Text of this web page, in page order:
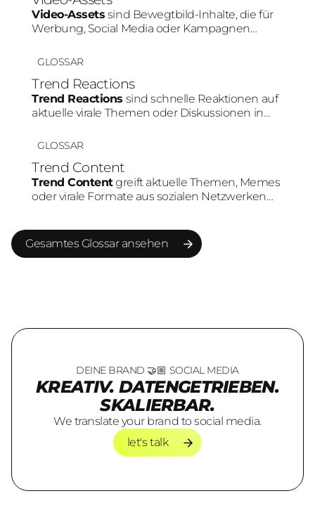
Video-Assets sind Bewegtbild-Inhalte, die für
Werbung, Social Media oder Kampagnen
wie TikTok oder Instagram erzielen Videos
Engagement-Raten als statische Inhalte.
GLOSSAR
Trend Reactions
Trend Reactions sind schnelle Reaktionen auf
aktuelle virale Themen oder Diskussionen in
Geschwindigkeit können Marken ihre Relevanz
Community-Gespräche eingebunden werden.
GLOSSAR
Trend Content
Trend Contentgreift aktuelle Themen, Memes
oder virale Formate aus sozialen Netzwerken
Plattform-Dynamiken zu werden.
Gesamtes Glossar ansehen
Gesamtes Glossar ansehen
DEINE BRAND 🤝🏼 SOCIAL MEDIA
KREATIV. DATENGETRIEBEN.
SKALIERBAR.
We translate your brand to social media.
let's talk
let's talk